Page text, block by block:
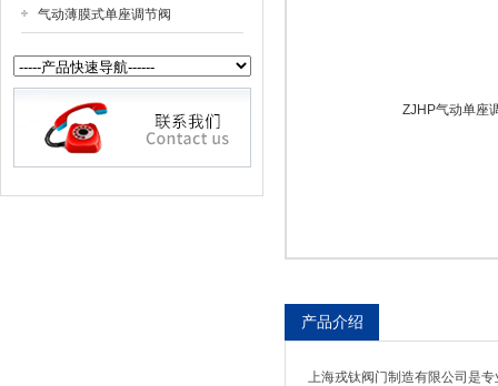
上海戎钛阀门制造有限公司
气动薄膜式单座调节阀
产品介绍
上海戎钛阀门制造有限公司是专